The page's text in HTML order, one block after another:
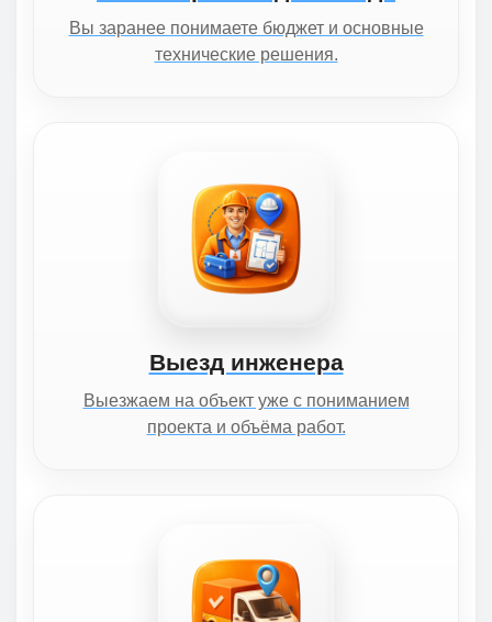
Вы заранее понимаете бюджет и основные
технические решения.
Выезд инженера
Выезжаем на объект уже с пониманием
проекта и объёма работ.